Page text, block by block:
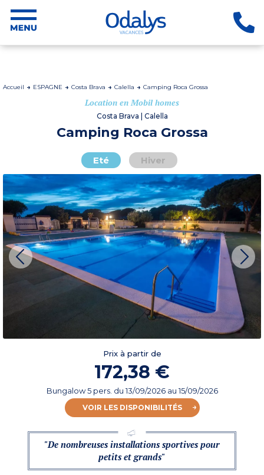
Accueil ESPAGNE Costa Brava Calella Camping Roca Grossa
Location en Mobil homes
Costa Brava | Calella
Camping Roca Grossa
Eté Hiver
Prix à partir de
172,38 €
Bungalow 5 pers. du13/09/2026au 15/09/2026
VOIR LES DISPONIBILITÉS
"De nombreuses installations sportives pour
petits et grands"